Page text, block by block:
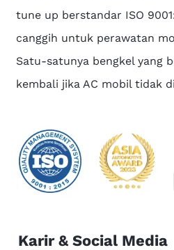
tune up berstandar ISO
canggih untuk perawatan
Satu-satunya bengkel yang
kembali jika AC mobil tidak
Karir & Social Media